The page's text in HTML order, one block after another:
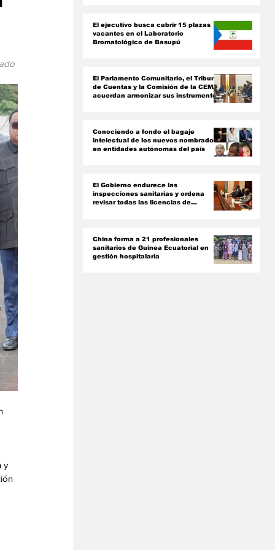
y
El ejecutivo busca cubrir 15 plazas
vacantes en el Laboratorio
Bromatológico de Basupú
El Parlamento Comunitario, el Tribunal
de Cuentas y la Comisión de la CEMAC
acuerdan armonizar sus instrumentos
Conociendo a fondo el bagaje
intelectual de los nuevos nombrados
en entidades autónomas del país ‎
El Gobierno endurece las
inspecciones sanitarias y ordena
revisar todas las licencias de
China forma a 21 profesionales
sanitarios de Guinea Ecuatorial en
gestión hospitalaria